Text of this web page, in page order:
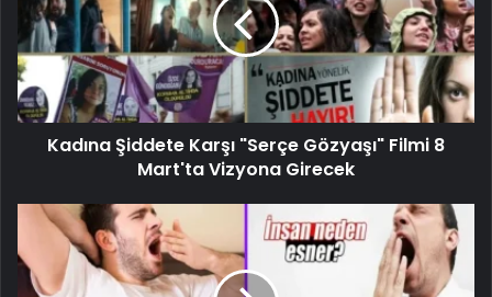
Kadına Şiddete Karşı "Serçe Gözyaşı" Filmi 8
Mart'ta Vizyona Girecek